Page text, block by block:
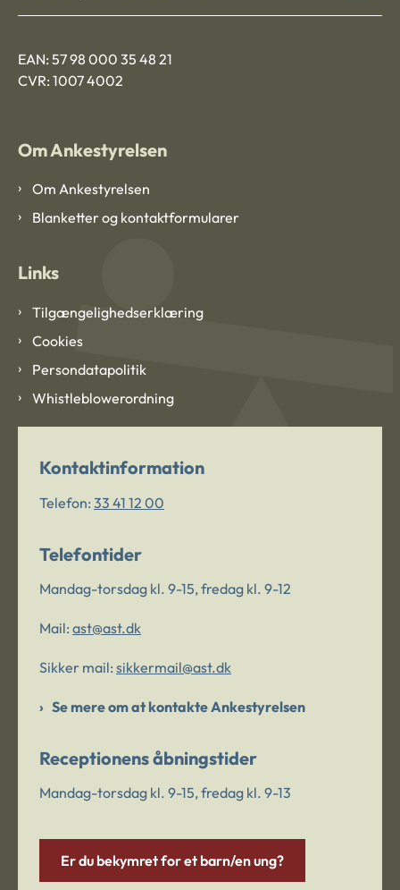
EAN: 57 98 000 35 48 21
CVR: 1007 4002
Om Ankestyrelsen
Om Ankestyrelsen
Blanketter og kontaktformularer
Links
Tilgængelighedserklæring
Cookies
Persondatapolitik
Whistleblowerordning
Kontaktinformation
Telefon: 33 41 12 00
Telefontider
Mandag-torsdag kl. 9-15, fredag kl. 9-12
Mail: ast@ast.dk
Sikker mail: sikkermail@ast.dk
Se mere om at kontakte Ankestyrelsen
Receptionens åbningstider
Mandag-torsdag kl. 9-15, fredag kl. 9-13
Er du bekymret for et barn/en ung?